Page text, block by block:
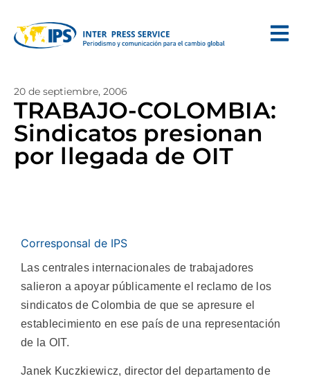
20 de septiembre, 2006
TRABAJO-COLOMBIA:
Sindicatos presionan
por llegada de OIT
Corresponsal de IPS
Las centrales internacionales de trabajadores
salieron a apoyar públicamente el reclamo de los
sindicatos de Colombia de que se apresure el
establecimiento en ese país de una representación
de la OIT.
Janek Kuczkiewicz, director del departamento de